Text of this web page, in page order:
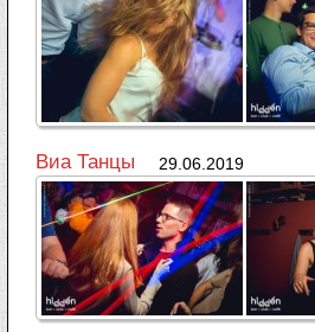
Виа Танцы 29.06.2019